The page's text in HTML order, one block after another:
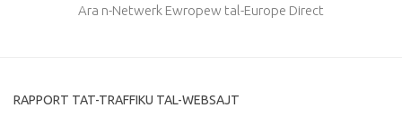
Ara n-Netwerk Ewropew tal-Europe Direct
RAPPORT TAT-TRAFFIKU TAL-WEBSAJT